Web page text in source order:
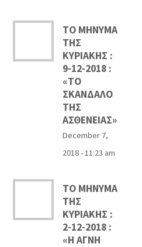
ΤΟ ΜΗΝΥΜΑ
ΤΗΣ
ΚΥΡΙΑΚΗΣ :
9-12-2018 :
«ΤΟ
ΣΚΑΝΔΑΛΟ
ΤΗΣ
ΑΣΘΕΝΕΙΑΣ»
December 7,
2018 - 11:23 am
ΤΟ ΜΗΝΥΜΑ
ΤΗΣ
ΚΥΡΙΑΚΗΣ :
2-12-2018 :
«Η ΑΓΝΗ